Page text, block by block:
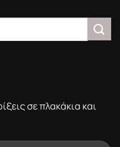
σε πλακάκια και